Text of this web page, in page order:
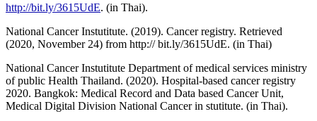
http://bit.ly/3615UdE. (in Thai).
National Cancer Instutitute. (2019). Cancer registry. Retrieved
(2020, November 24) from http:// bit.ly/3615UdE. (in Thai)
National Cancer Instutitute Department of medical services ministry
of public Health Thailand. (2020). Hospital-based cancer registry
2020. Bangkok: Medical Record and Data based Cancer Unit,
Medical Digital Division National Cancer in stutitute. (in Thai).